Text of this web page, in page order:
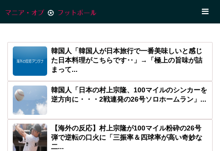
韓国人「韓国人が日本旅行で一番美味しいと感じ
た日本料理がこちらです‥」→「極上の旨味が詰
まって...
韓国人「日本の村上宗隆、100マイルのシンカーを
逆方向に・・・2戦連発の26号ソロホームラン」...
【海外の反応】村上宗隆が100マイル粉砕の26号
弾で逆転の口火に「三振率＆四球率が高い奇妙な
二...